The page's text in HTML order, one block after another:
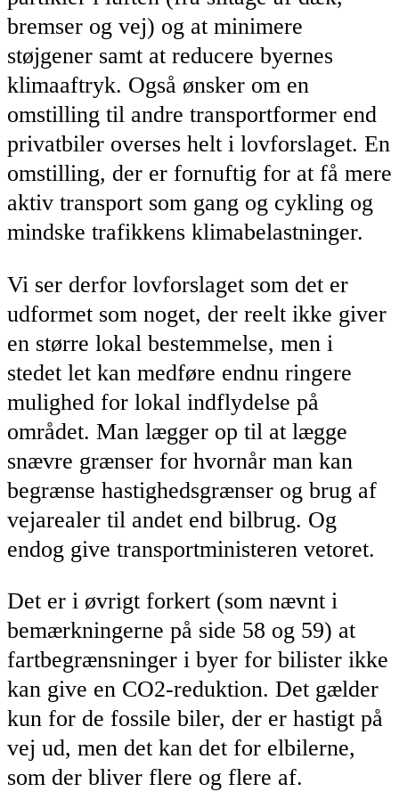
bremser og vej) og at minimere
støjgener samt at reducere byernes
klimaaftryk. Også ønsker om en
omstilling til andre transportformer end
privatbiler overses helt i lovforslaget. En
omstilling, der er fornuftig for at få mere
aktiv transport som gang og cykling og
mindske trafikkens klimabelastninger.
Vi ser derfor lovforslaget som det er
udformet som noget, der reelt ikke giver
en større lokal bestemmelse, men i
stedet let kan medføre endnu ringere
mulighed for lokal indflydelse på
området. Man lægger op til at lægge
snævre grænser for hvornår man kan
begrænse hastighedsgrænser og brug af
vejarealer til andet end bilbrug. Og
endog give transportministeren vetoret.
Det er i øvrigt forkert (som nævnt i
bemærkningerne på side 58 og 59) at
fartbegrænsninger i byer for bilister ikke
kan give en CO2-reduktion. Det gælder
kun for de fossile biler, der er hastigt på
vej ud, men det kan det for elbilerne,
som der bliver flere og flere af.